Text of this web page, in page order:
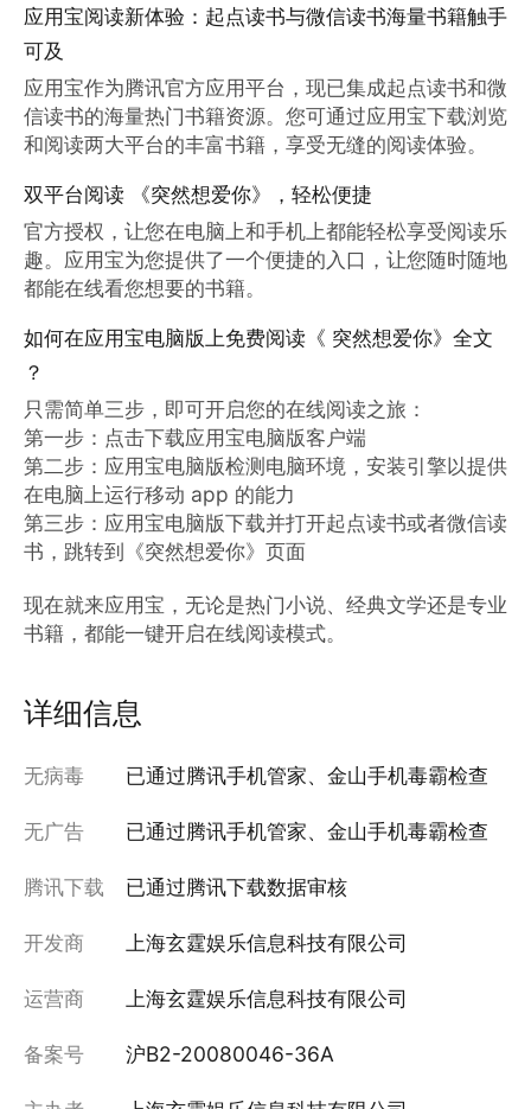
应用宝阅读新体验：起点读书与微信读书海量书籍触手
可及
应用宝作为腾讯官方应用平台，现已集成起点读书和微
信读书的海量热门书籍资源。您可通过应用宝下载浏览
和阅读两大平台的丰富书籍，享受无缝的阅读体验。
双平台阅读 《突然想爱你》，轻松便捷
官方授权，让您在电脑上和手机上都能轻松享受阅读乐
趣。应用宝为您提供了一个便捷的入口，让您随时随地
都能在线看您想要的书籍。
如何在应用宝电脑版上免费阅读《 突然想爱你》全文
？
只需简单三步，即可开启您的在线阅读之旅：
第一步：点击下载应用宝电脑版客户端
第二步：应用宝电脑版检测电脑环境，安装引擎以提供
在电脑上运行移动 app 的能力
第三步：应用宝电脑版下载并打开起点读书或者微信读
书，跳转到《突然想爱你》页面
现在就来应用宝，无论是热门小说、经典文学还是专业
书籍，都能一键开启在线阅读模式。
详细信息
无病毒 已通过腾讯手机管家、金山手机毒霸检查
无广告 已通过腾讯手机管家、金山手机毒霸检查
腾讯下载 已通过腾讯下载数据审核
开发商 上海玄霆娱乐信息科技有限公司
运营商 上海玄霆娱乐信息科技有限公司
备案号 沪B2-20080046-36A